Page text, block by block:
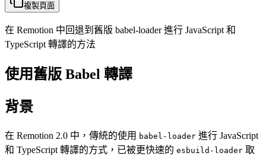
複製頁面
在 Remotion 中回退到舊版 babel-loader 進行 JavaScript 和
TypeScript 轉譯的方法
使用舊版 Babel 轉譯
背景
在 Remotion 2.0 中，傳統的使用 babel-loader 進行 JavaScript
和 TypeScript 轉譯的方式，已被更快速的 esbuild-loader 取